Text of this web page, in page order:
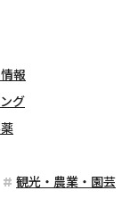
報
グ
観光・農業・園芸